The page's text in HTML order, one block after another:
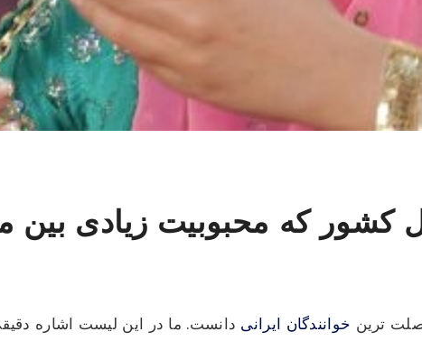
کشور که محبوبیت زیادی
ترین خوانندگان ایرانی دانست. ما در این لیست اشاره